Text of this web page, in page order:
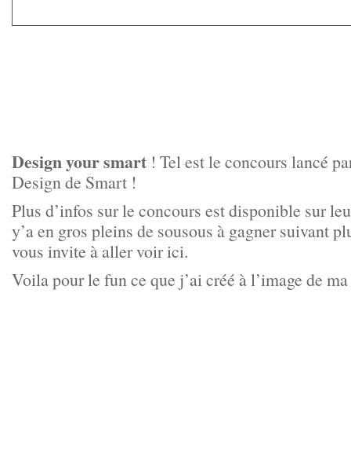
Design your smart ! Tel est le concours lancé
Design de Smart !
Plus d’infos sur le concours est disponible sur
y’a en gros pleins de sousous à gagner suivant
vous invite à aller voirici.
Voila pour le fun ce que j’ai créé à l’image de